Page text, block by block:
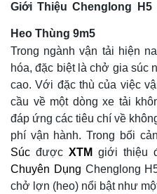
Giới Thiệu Chenglong
Heo Thùng 9m5
Trong ngành vận tải hiện
hóa, đặc biệt là chở gia súc
cao. Với đặc thù của việc
cầu về một dòng xe tải
đáp ứng các tiêu chí về
phí vận hành. Trong bối
Súc được XTM giới thiệu
Chuyên Dụng Chenglong
chở lợn (heo) nổi bật như